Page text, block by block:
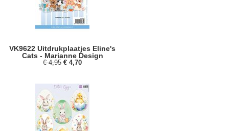
VK9622 Uitdrukplaatjes Eline's
Cats - Marianne Design
€ 4,95 € 4,70